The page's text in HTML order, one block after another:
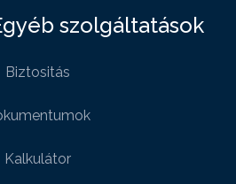
szolgáltatások
Biztositás
Kalkulátor